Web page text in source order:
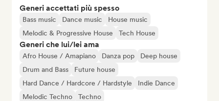
Generi accettati più spesso
Bass music Dance music
House music
Melodic & Progressive House
Tech House
Generi che lui/lei ama
Afro House / Amapiano Danza pop
Deep house
Drum and Bass
Future house
Hard Dance / Hardcore / Hardstyle
Indie Dance
Melodic Techno
Techno